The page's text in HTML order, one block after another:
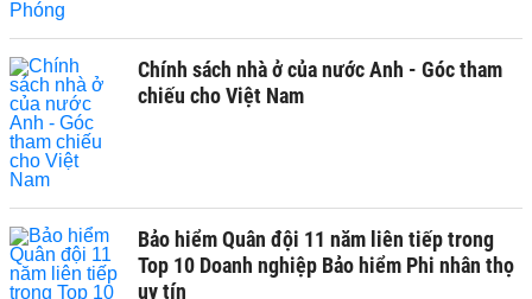
Chính sách nhà ở của nước Anh - Góc tham
chiếu cho Việt Nam
Bảo hiểm Quân đội 11 năm liên tiếp trong
Top 10 Doanh nghiệp Bảo hiểm Phi nhân thọ
uy tín